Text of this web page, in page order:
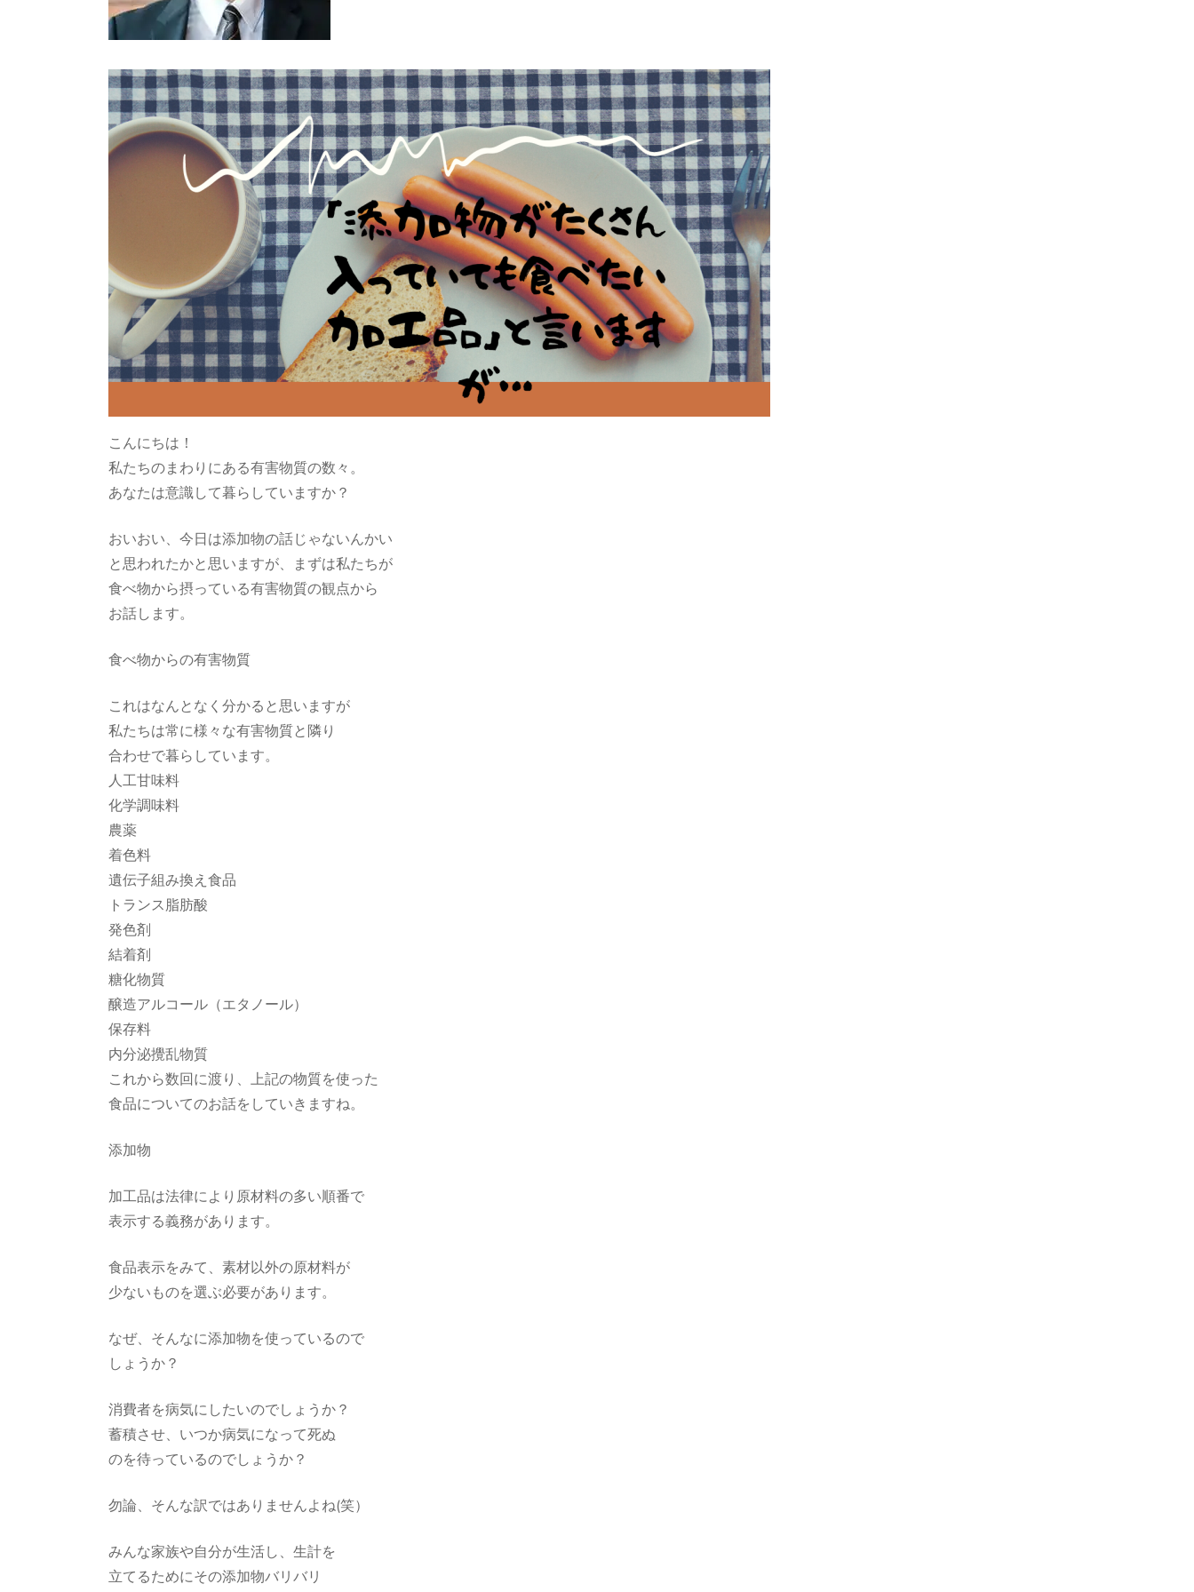
こんにちは！
私たちのまわりにある有害物質の数々。
あなたは意識して暮らしていますか？
おいおい、今日は添加物の話じゃないんかい
と思われたかと思いますが、まずは私たちが
食べ物から摂っている有害物質の観点から
お話します。
食べ物からの有害物質
これはなんとなく分かると思いますが
私たちは常に様々な有害物質と隣り
合わせで暮らしています。
人工甘味料
化学調味料
農薬
着色料
遺伝子組み換え食品
トランス脂肪酸
発色剤
結着剤
糖化物質
醸造アルコール（エタノール）
保存料
内分泌攪乱物質
これから数回に渡り、上記の物質を使った
食品についてのお話をしていきますね。
添加物
加工品は法律により原材料の多い順番で
表示する義務があります。
食品表示をみて、素材以外の原材料が
少ないものを選ぶ必要があります。
なぜ、そんなに添加物を使っているので
しょうか？
消費者を病気にしたいのでしょうか？
蓄積させ、いつか病気になって死ぬ
のを待っているのでしょうか？
勿論、そんな訳ではありませんよね(笑）
みんな家族や自分が生活し、生計を
立てるためにその添加物バリバリ